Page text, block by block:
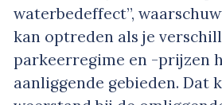
waterbedeffect”,
kan optreden als je
parkeerregime en -prijzen
aanliggende gebieden. Dat